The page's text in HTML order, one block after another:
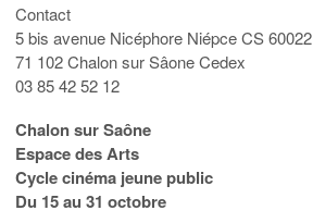
Contact
5 bis avenue Nicéphore Niépce CS 60022
71 102 Chalon sur Sâone Cedex
03 85 42 52 12
Chalon sur Saône
Espace des Arts
Cycle cinéma jeune public
Du 15 au 31 octobre